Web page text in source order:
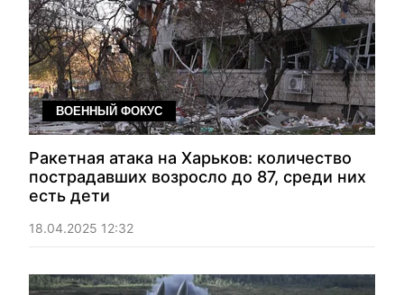
ВОЕННЫЙ ФОКУС
Ракетная атака на Харьков: количество
пострадавших возросло до 87, среди них
есть дети
18.04.2025 12:32